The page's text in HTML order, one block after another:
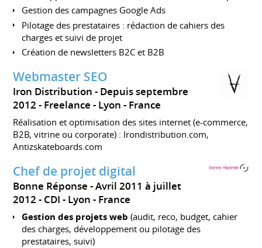
Gestion des campagnes Google Ads
Pilotage des prestataires : rédaction de cahiers des
charges et suivi de projet
Création de newsletters B2C et B2B
Webmaster SEO
Iron Distribution
Depuis septembre
2012 Freelance Lyon France
Réalisation et optimisation des sites internet (e-commerce,
B2B, vitrine ou corporate) : Irondistribution.com,
Antizskateboards.com
Chef de projet digital
Bonne Réponse
Avril 2011 à juillet
2012 CDI Lyon France
Gestion des projets web (audit, reco, budget, cahier
des charges, développement ou pilotage des
prestataires, suivi)